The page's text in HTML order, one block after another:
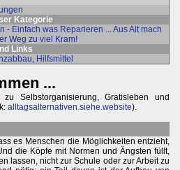
Kategorie
- Einfach was Reparieren ... Aus Alt mach
Weg zu viel Kram!
Links
Hilfsmittel
...
Selbstorganisierung, Gratisleben und
alltagsalternativen.siehe.website).
es Menschen die Möglichkeiten entzieht,
die Köpfe mit Normen und Ängsten füllt,
lassen, nicht zur Schule oder zur Arbeit zu